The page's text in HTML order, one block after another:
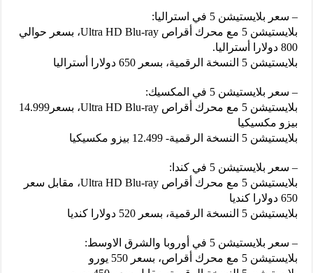
– سعر بلايستيشن 5 في استراليا:
بلايستيشن 5 مع محرك أقراص Ultra HD Blu-ray، بسعر حوالي
800 دولارا أستراليا.
بلايستيشن 5 النسخة الرقمية، بسعر 650 دولارا أستراليا
– سعر بلايستيشن 5 في المكسيك:
بلايستيشن 5 مع محرك أقراص Ultra HD Blu-ray، بسعر14.999
بيزو مكسيكيا
بلايستيشن 5 النسخة الرقمية- 12.499 بيزو مكسيكيا
– سعر بلايستيشن 5 في كندا:
بلايستيشن 5 مع محرك أقراص Ultra HD Blu-ray، مقابل سعر
650 دولارا كنديا
بلايستيشن 5 النسخة الرقمية، بسعر 520 دولارا كنديا
– سعر بلايستيشن 5 في أوروبا والشرق الاوسط:
بلايستيشن 5 مع محرك أقراص، بسعر 550 يورو